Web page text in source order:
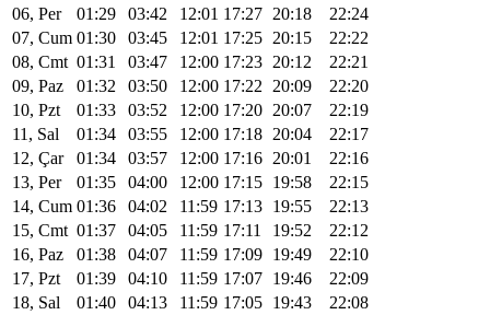
06, Per
01:29 03:42 12:01 17:27 20:18
22:24
07, Cum 01:30 03:45 12:01 17:25 20:15
22:22
08, Cmt 01:31 03:47 12:00 17:23 20:12
22:21
09, Paz
01:32 03:50 12:00 17:22 20:09
22:20
10, Pzt
01:33 03:52 12:00 17:20 20:07
22:19
11, Sal
01:34 03:55 12:00 17:18 20:04
22:17
12, Çar
01:34 03:57 12:00 17:16 20:01
22:16
13, Per
01:35 04:00 12:00 17:15 19:58
22:15
14, Cum 01:36 04:02 11:59 17:13 19:55
22:13
15, Cmt 01:37 04:05 11:59 17:11 19:52
22:12
16, Paz
01:38 04:07 11:59 17:09 19:49
22:10
17, Pzt
01:39 04:10 11:59 17:07 19:46
22:09
18, Sal
01:40 04:13 11:59 17:05 19:43
22:08